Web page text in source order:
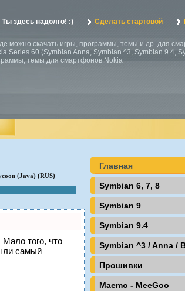
Ты здесь надолго! :) Сделать стартовой
можно скачать игры, программы, темы и др. для
Series 60 (Symbian Anna, Symbian ^3, Symbian 9.4,
темы для смартфонов Nokia
(Java) (RUS)
Мало того, что
самый
Главная
Symbian 6, 7, 8
Symbian 9
Symbian 9.4
Symbian ^3 / Anna /
Прошивки
Maemo - MeeGoo